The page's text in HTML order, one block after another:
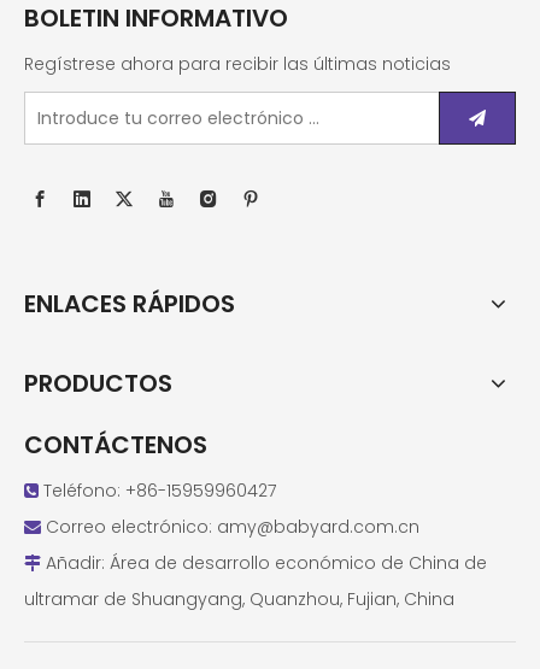
BOLETIN INFORMATIVO
Regístrese ahora para recibir las últimas noticias
ENLACES RÁPIDOS
PRODUCTOS
CONTÁCTENOS
 Teléfono: +86-15959960427
 Correo electrónico: amy@babyard.com.cn
 Añadir: Área de desarrollo económico de China de
ultramar de Shuangyang, Quanzhou, Fujian, China